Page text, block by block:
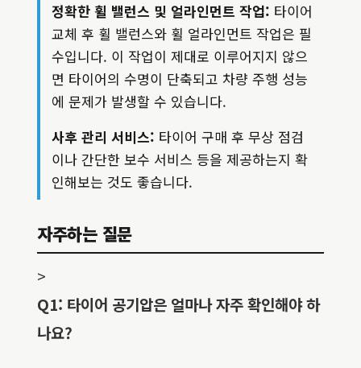
정확한 휠 밸런스 및 얼라인먼트 작업: 타이어
교체 후 휠 밸런스와 휠 얼라인먼트 작업은 필
수입니다. 이 작업이 제대로 이루어지지 않으
면 타이어의 수명이 단축되고 차량 주행 성능
에 문제가 발생할 수 있습니다.
사후 관리 서비스: 타이어 구매 후 무상 점검
이나 간단한 보수 서비스 등을 제공하는지 확
인해보는 것도 좋습니다.
자주하는 질문
>
Q1: 타이어 공기압은 얼마나 자주 확인해야 하
나요?